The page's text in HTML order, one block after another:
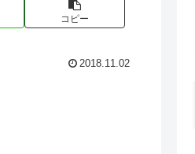
コピー
2018.11.02